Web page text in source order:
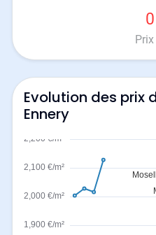
Evolution des prix
Ennery